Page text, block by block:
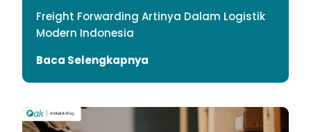
Freight Forwarding Artinya Dalam Logistik
Modern Indonesia
Baca Selengkapnya